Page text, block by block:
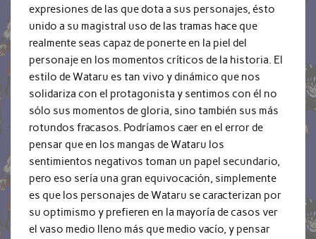
expresiones de las que dota a sus personajes, ésto
unido a su magistral uso de las tramas hace que
realmente seas capaz de ponerte en la piel del
personaje en los momentos críticos de la historia. El
estilo de Wataru es tan vivo y dinámico que nos
solidariza con el protagonista y sentimos con él no
sólo sus momentos de gloria, sino también sus más
rotundos fracasos. Podríamos caer en el error de
pensar que en los mangas de Wataru los
sentimientos negativos toman un papel secundario,
pero eso sería una gran equivocación, simplemente
es que los personajes de Wataru se caracterizan por
su optimismo y prefieren en la mayoría de casos ver
el vaso medio lleno más que medio vacío, y pensar